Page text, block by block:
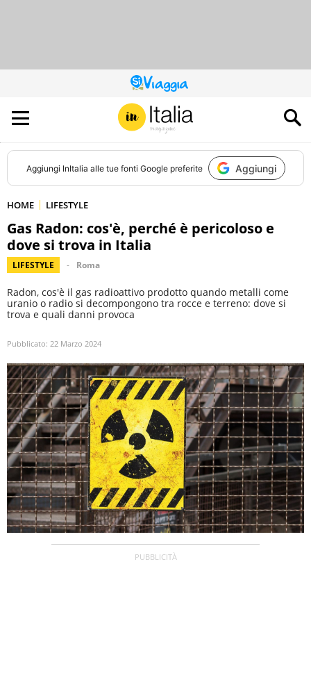
QUESTO
SITO
CONTRIBUISCE
ALL’AUDIENCE
DI
Aggiungi InItalia alle tue fonti Google preferite Aggiungi
HOME LIFESTYLE
Gas Radon: cos'è, perché è pericoloso e
dove si trova in Italia
LIFESTYLE Roma
Radon, cos'è il gas radioattivo prodotto quando metalli come
uranio o radio si decompongono tra rocce e terreno: dove si
trova e quali danni provoca
Pubblicato: 22 Marzo 2024